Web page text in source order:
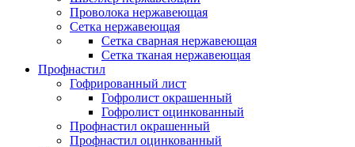
Проволока нержавеющая
Сетка нержавеющая
Сетка сварная нержавеющая
Сетка тканая нержавеющая
Профнастил
Гофрированный лист
Гофролист окрашенный
Гофролист оцинкованный
Профнастил окрашенный
Профнастил оцинкованный